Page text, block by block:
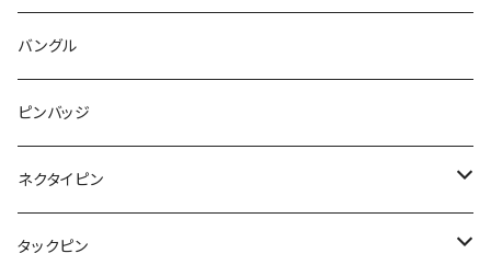
こいのぼり
マーブル
カメオ
マーブル
こいのぼり
ハロウィン
ハムスター
レッサーパンダ
ブタ
惑星
星
唐津土
lip
フルーツ
アイスクリーム
コアラ
レモン
野菜
雲
月
惑星
こいのぼり
ラリエット
モザイク
ハート
アルファベット
ガラス
リボン
マーブル
鳥
バングル
ピンバッジ
ネクタイピン
結び
タックピン